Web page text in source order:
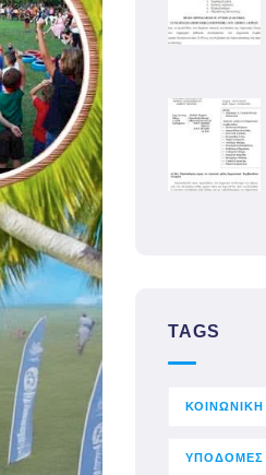
TAGS
ΥΠΟΔΟΜΕΣ